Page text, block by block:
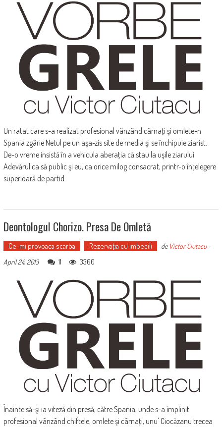
Un ratat care s-a realizat profesional vânzând cârnaţi şi omlete-n
Spania zgârie Netul pe un aşa-zis site de media şi se închipuie ziarist.
De-o vreme insistă în a vehicula aberaţia că stau la uşile ziarului
Adevărul ca să public şi eu, ca orice milog consacrat, printr-o înţelegere
superioară de partid
Deontologul Chorizo. Presa De Omletă
Ce-mi provoaca scarba Rezervaţia cu imbecili de Victor Ciutacu-
April 24, 2013
11 3360
Înainte să-şi ia viteză din presă, către Spania, unde s-a împlinit
profesional vânzând chiftele, omlete şi cârnaţi, unu' Ciocăzanu trecea